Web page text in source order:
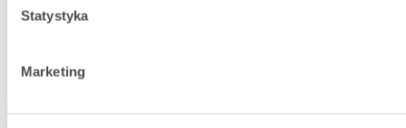
cookie – odmowa ta nie dotyczy jednak plików cookie
Statystyka
Marketing